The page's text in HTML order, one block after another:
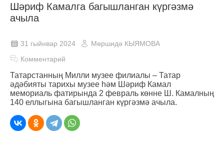
Шәриф Камалга багышланган күргәзмә
ачыла
31 гыйнвар 2024
Мөршидә КЫЯМОВА
Комментарий
Татарстанның Милли музее филиалы – Татар
әдәбияты тарихы музее һәм Шәриф Камал
мемориаль фатирында 2 февраль көнне Ш. Камалның
140 еллыгына багышланган күргәзмә ачыла.